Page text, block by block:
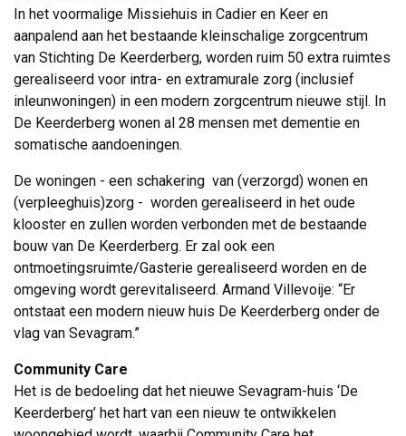
In het voormalige Missiehuis in Cadier en Keer en
aanpalend aan het bestaande kleinschalige zorgcentrum
van Stichting De Keerderberg, worden ruim 50 extra ruimtes
gerealiseerd voor intra- en extramurale zorg (inclusief
inleunwoningen) in een modern zorgcentrum nieuwe stijl. In
De Keerderberg wonen al 28 mensen met dementie en
somatische aandoeningen.
De woningen - een schakering van (verzorgd) wonen en
(verpleeghuis)zorg - worden gerealiseerd in het oude
klooster en zullen worden verbonden met de bestaande
bouw van De Keerderberg. Er zal ook een
ontmoetingsruimte/Gasterie gerealiseerd worden en de
omgeving wordt gerevitaliseerd. Armand Villevoije: “Er
ontstaat een modern nieuw huis De Keerderberg onder de
vlag van Sevagram.”
Community Care
Het is de bedoeling dat het nieuwe Sevagram-huis ‘De
Keerderberg’ het hart van een nieuw te ontwikkelen